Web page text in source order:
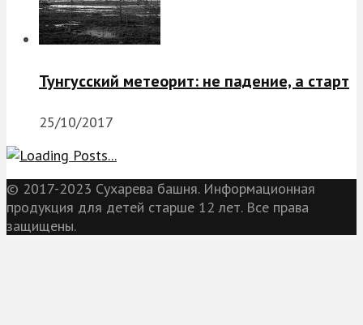
Тунгусский метеорит: не падение, а старт
25/10/2017
© 2017-2023 Сухарева башня. Информационная
продукция для детей старше 12 лет. Все права
защищены.